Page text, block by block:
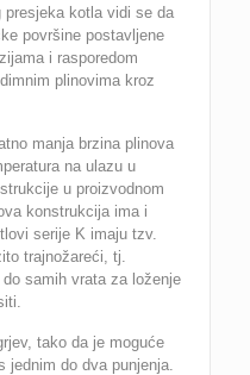
presjeka kotla vidi se da
površine postavljene
i rasporedom
plinovima kroz
manja brzina plinova
na ulazu u
u proizvodnom
konstrukcija ima i
serije K imaju tzv.
trajnožareći, tj.
samih vrata za loženje
tako da je moguće
jednim do dva punjenja.